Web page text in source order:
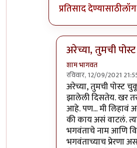
प्रतिसाद देण्यासाठी
अरेच्या, तुमची
शाम भागवत
रविवार, 12/09/2021
In reply toमाझ्या
अरेच्या, तुमची पोस्ट
झालेली दिसतेय. खर
आहे. पण... मी लिहावं
की काय असं वाटलं.
भगवंताचे नाम आणि
भगवंताच्याच प्रेरणा